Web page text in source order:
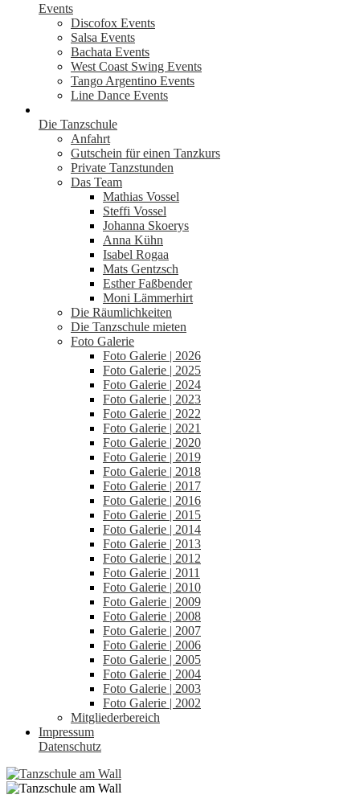
Events
Discofox Events
Salsa Events
Bachata Events
West Coast Swing Events
Tango Argentino Events
Line Dance Events
Die Tanzschule
Anfahrt
Gutschein für einen Tanzkurs
Private Tanzstunden
Das Team
Mathias Vossel
Steffi Vossel
Johanna Skoerys
Anna Kühn
Isabel Rogaa
Mats Gentzsch
Esther Faßbender
Moni Lämmerhirt
Die Räumlichkeiten
Die Tanzschule mieten
Foto Galerie
Foto Galerie | 2026
Foto Galerie | 2025
Foto Galerie | 2024
Foto Galerie | 2023
Foto Galerie | 2022
Foto Galerie | 2021
Foto Galerie | 2020
Foto Galerie | 2019
Foto Galerie | 2018
Foto Galerie | 2017
Foto Galerie | 2016
Foto Galerie | 2015
Foto Galerie | 2014
Foto Galerie | 2013
Foto Galerie | 2012
Foto Galerie | 2011
Foto Galerie | 2010
Foto Galerie | 2009
Foto Galerie | 2008
Foto Galerie | 2007
Foto Galerie | 2006
Foto Galerie | 2005
Foto Galerie | 2004
Foto Galerie | 2003
Foto Galerie | 2002
Mitgliederbereich
Impressum
Datenschutz